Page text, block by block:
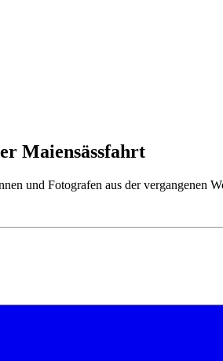
Maiensässfahrt
und Fotografen aus der vergangenen